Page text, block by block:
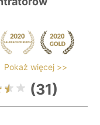
Pokaż więcej >>
(31)